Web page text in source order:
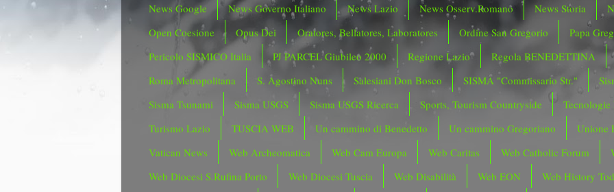
News Google
News Governo Italiano News Lazio News Osserv.Romano News Storia
Open Coesione
Opus Dei Oratores, Bellatores, Laboratores Ordine San Gregorio
Papa
Pericolo SISMICO Italia
PJ PARCEL Giubileo 2000 Regione Lazio
Regola BENEDETTINA
Roma Metropolitana
S. Agostino Nuns Salesiani Don Bosco SISMA "Commissario Str."
Sisma Tsunami
Sisma USGS Sisma USGS Ricerca Sports, Tourism Countryside
Tecnologie
Turismo Lazio
TUSCIA WEB Un cammino di Benedetto Un cammino Gregoriano
Unione
Vatican News
Web Archeomatica Web Cam Europa Web Caritas Web Catholic Forum
Web Diocesi S.Rufina Porto
Web Diocesi Tuscia Web Disabilità Web EON
Web History